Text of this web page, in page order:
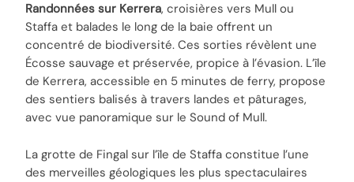
Randonnées sur Kerrera, croisières vers Mull ou
Staffa et balades le long de la baie offrent un
concentré de biodiversité. Ces sorties révèlent une
Écosse sauvage et préservée, propice à l’évasion. L’île
de Kerrera, accessible en 5 minutes de ferry, propose
des sentiers balisés à travers landes et pâturages,
avec vue panoramique sur le Sound of Mull.
La grotte de Fingal sur l’île de Staffa constitue l’une
des merveilles géologiques les plus spectaculaires